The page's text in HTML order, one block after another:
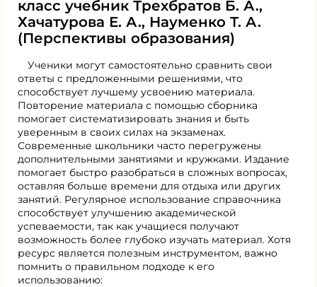
класс учебник Трехбратов Б. А.,
Хачатурова Е. А., Науменко Т. А.
(Перспективы образования)
Ученики могут самостоятельно сравнить свои
ответы с предложенными решениями, что
способствует лучшему усвоению материала.
Повторение материала с помощью сборника
помогает систематизировать знания и быть
уверенным в своих силах на экзаменах.
Современные школьники часто перегружены
дополнительными занятиями и кружками. Издание
помогает быстро разобраться в сложных вопросах,
оставляя больше времени для отдыха или других
занятий. Регулярное использование справочника
способствует улучшению академической
успеваемости, так как учащиеся получают
возможность более глубоко изучать материал. Хотя
ресурс является полезным инструментом, важно
помнить о правильном подходе к его
использованию: